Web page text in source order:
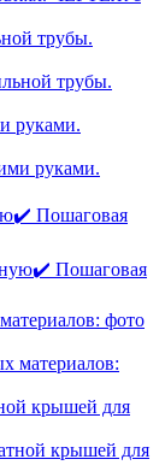
трубы.
руками.
Пошаговая
фото
крышей для